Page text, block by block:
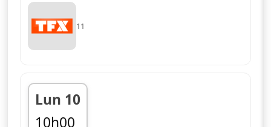
11
Lun 10
10h00